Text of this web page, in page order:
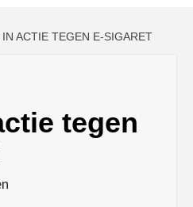
IN ACTIE TEGEN E-SIGARET
tegen